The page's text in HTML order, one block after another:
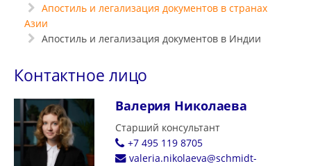
Апостиль и легализация документов в странах
Азии
Апостиль и легализация документов в Индии
Контактное лицо
Валерия Николаева
Старший консультант
+7 495 119 8705
valeria.nikolaeva@schmidt-